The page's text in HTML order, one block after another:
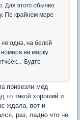
Для этого обычно
По крайнем мере
не одна, на белой
ни марку
Будте
привезли мёд
то такой хороший и
ждала, вот и
раз, ладно что не